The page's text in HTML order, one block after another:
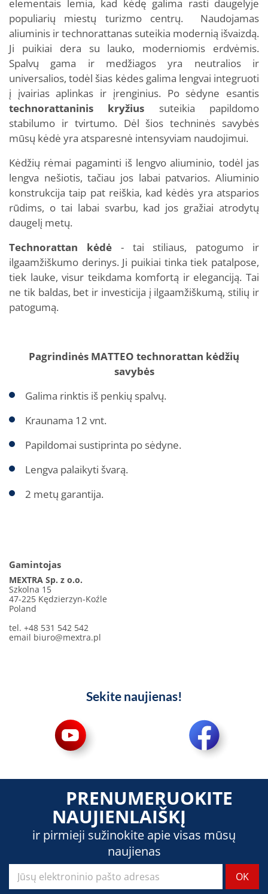
elementais lemia, kad kėdę galima rasti daugelyje
populiarių miestų turizmo centrų.
Naudojamas
aliuminis ir technorattanas suteikia modernią išvaizdą.
Ji puikiai dera su lauko, moderniomis erdvėmis.
Spalvų gama ir medžiagos yra neutralios ir
universalios, todėl šias kėdes galima lengvai integruoti
į įvairias aplinkas ir įrenginius. Po sėdyne esantis
technorattaninis kryžius suteikia papildomo
stabilumo ir tvirtumo. Dėl šios techninės savybės
mūsų kėdė yra atsparesnė intensyviam naudojimui.
Kėdžių rėmai pagaminti iš lengvo aliuminio, todėl jas
lengva nešiotis, tačiau jos labai patvarios. Aliuminio
konstrukcija taip pat reiškia, kad kėdės yra atsparios
rūdims, o tai labai svarbu, kad jos gražiai atrodytų
daugelį metų.
Technorattan kėdė - tai stiliaus, patogumo ir
ilgaamžiškumo derinys. Ji puikiai tinka tiek patalpose,
tiek lauke, visur teikdama komfortą ir eleganciją. Tai
ne tik baldas, bet ir investicija į ilgaamžiškumą, stilių ir
patogumą.
Pagrindinės MATTEO technorattan kėdžių
savybės
Galima rinktis iš penkių spalvų.
Kraunama 12 vnt.
Papildomai sustiprinta po sėdyne.
Lengva palaikyti švarą.
2 metų garantija.
Gamintojas
MEXTRA Sp. z o.o.
Szkolna 15
47-225 Kędzierzyn-Koźle
Poland
tel. +48 531 542 542
email biuro@mextra.pl
Sekite naujienas!
PRENUMERUOKITE
NAUJIENLAIŠKĮ
ir pirmieji sužinokite apie visas mūsų
naujienas